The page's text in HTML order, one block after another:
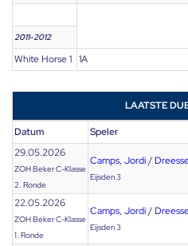
2011-2012
White Horse 1 1A
LAATSTE
Datum Speler
29.05.2026
ZOH Beker C-Klasse
2. Ronde
Camps, Jordi/
Eijsden 3
22.05.2026
ZOH Beker C-Klasse
1. Ronde
Camps, Jordi/
Eijsden 3